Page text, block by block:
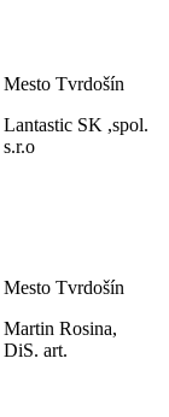
Mesto Tvrdošín
Lantastic SK ,spol.
s.r.o
Mesto Tvrdošín
Martin Rosina,
DiS. art.